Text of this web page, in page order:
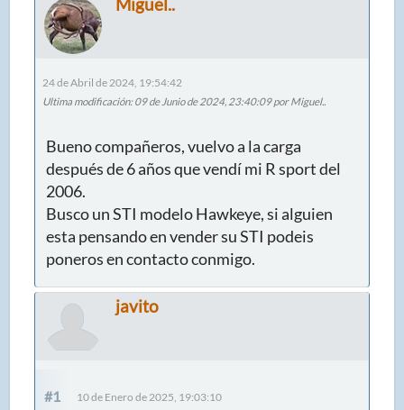
24 de Abril de 2024, 19:54:42
Ultima modificación: 09 de Junio de 2024, 23:40:09 por Miguel..
Bueno compañeros, vuelvo a la carga
después de 6 años que vendí mi R sport del
2006.
Busco un STI modelo Hawkeye, si alguien
esta pensando en vender su STI podeis
poneros en contacto conmigo.
javito
#1 10 de Enero de 2025, 19:03:10